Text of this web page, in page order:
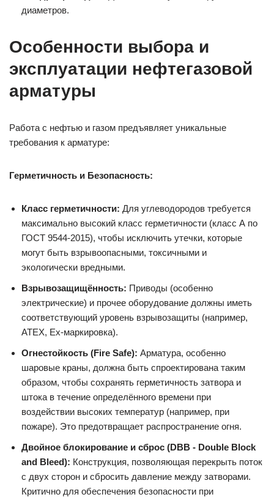
диаметров.
Особенности выбора и
эксплуатации нефтегазовой
арматуры
Работа с нефтью и газом предъявляет уникальные
требования к арматуре:
Герметичность и Безопасность:
Класс герметичности: Для углеводородов требуется
максимально высокий класс герметичности (класс А по
ГОСТ 9544-2015), чтобы исключить утечки, которые
могут быть взрывоопасными, токсичными и
экологически вредными.
Взрывозащищённость: Приводы (особенно
электрические) и прочее оборудование должны иметь
соответствующий уровень взрывозащиты (например,
ATEX, Ex-маркировка).
Огнестойкость (Fire Safe): Арматура, особенно
шаровые краны, должна быть спроектирована таким
образом, чтобы сохранять герметичность затвора и
штока в течение определённого времени при
воздействии высоких температур (например, при
пожаре). Это предотвращает распространение огня.
Двойное блокирование и сброс (DBB - Double Block
and Bleed): Конструкция, позволяющая перекрыть поток
с двух сторон и сбросить давление между затворами.
Критично для обеспечения безопасности при